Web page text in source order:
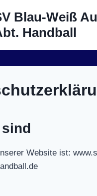
Blau-Weiß
Handball
Website ist: